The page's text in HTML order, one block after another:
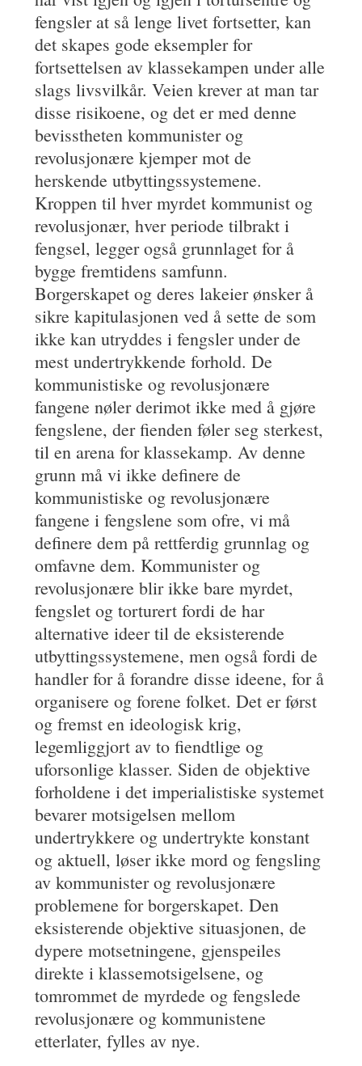
fengsler at så lenge livet fortsetter, kan
det skapes gode eksempler for
fortsettelsen av klassekampen under alle
slags livsvilkår. Veien krever at man tar
disse risikoene, og det er med denne
bevisstheten kommunister og
revolusjonære kjemper mot de
herskende utbyttingssystemene.
Kroppen til hver myrdet kommunist og
revolusjonær, hver periode tilbrakt i
fengsel, legger også grunnlaget for å
bygge fremtidens samfunn.
Borgerskapet og deres lakeier ønsker å
sikre kapitulasjonen ved å sette de som
ikke kan utryddes i fengsler under de
mest undertrykkende forhold. De
kommunistiske og revolusjonære
fangene nøler derimot ikke med å gjøre
fengslene, der fienden føler seg sterkest,
til en arena for klassekamp. Av denne
grunn må vi ikke definere de
kommunistiske og revolusjonære
fangene i fengslene som ofre, vi må
definere dem på rettferdig grunnlag og
omfavne dem. Kommunister og
revolusjonære blir ikke bare myrdet,
fengslet og torturert fordi de har
alternative ideer til de eksisterende
utbyttingssystemene, men også fordi de
handler for å forandre disse ideene, for å
organisere og forene folket. Det er først
og fremst en ideologisk krig,
legemliggjort av to fiendtlige og
uforsonlige klasser. Siden de objektive
forholdene i det imperialistiske systemet
bevarer motsigelsen mellom
undertrykkere og undertrykte konstant
og aktuell, løser ikke mord og fengsling
av kommunister og revolusjonære
problemene for borgerskapet. Den
eksisterende objektive situasjonen, de
dypere motsetningene, gjenspeiles
direkte i klassemotsigelsene, og
tomrommet de myrdede og fengslede
revolusjonære og kommunistene
etterlater, fylles av nye.